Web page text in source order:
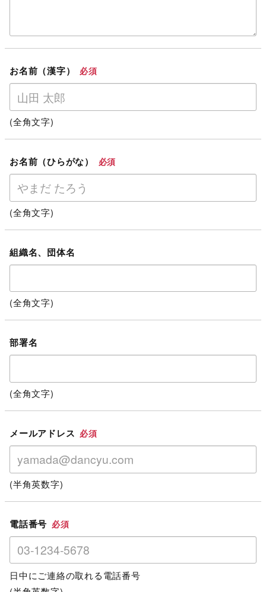
お名前（漢字） 必須
(全角文字)
お名前（ひらがな） 必須
(全角文字)
組織名、団体名
(全角文字)
部署名
(全角文字)
メールアドレス 必須
(半角英数字)
電話番号 必須
日中にご連絡の取れる電話番号